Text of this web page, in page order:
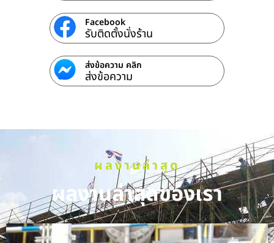
Facebook
รับติดตั้งนั่งร้าน
ส่งข้อความ คลิก
ส่งข้อความ
ผลงานล่าสุด
ผลงานล่าสุดของเรา